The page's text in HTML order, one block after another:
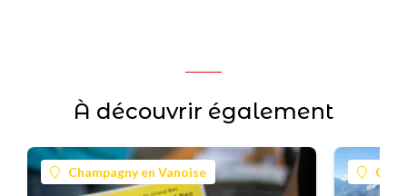
À découvrir également
Champagny en Vanoise